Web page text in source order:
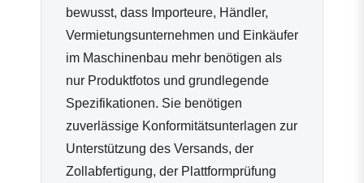
bewusst, dass Importeure, Händler,
Vermietungsunternehmen und Einkäufer
im Maschinenbau mehr benötigen als
nur Produktfotos und grundlegende
Spezifikationen. Sie benötigen
zuverlässige Konformitätsunterlagen zur
Unterstützung des Versands, der
Zollabfertigung, der Plattformprüfung